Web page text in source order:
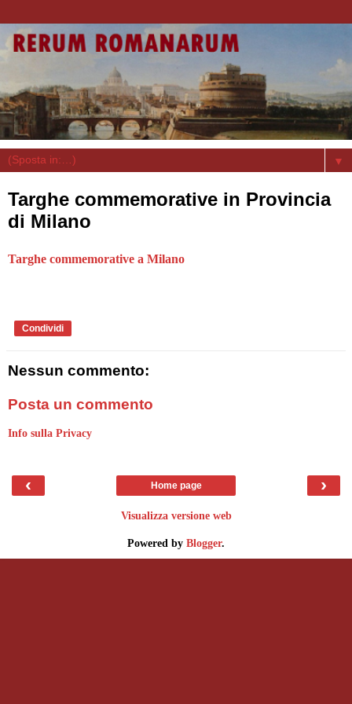
▼
Targhe commemorative in Provincia
di Milano
Targhe commemorative a Milano
Condividi
Nessun commento:
Posta un commento
Info sulla Privacy
‹ ›
Home page
Visualizza versione web
Powered by Blogger.